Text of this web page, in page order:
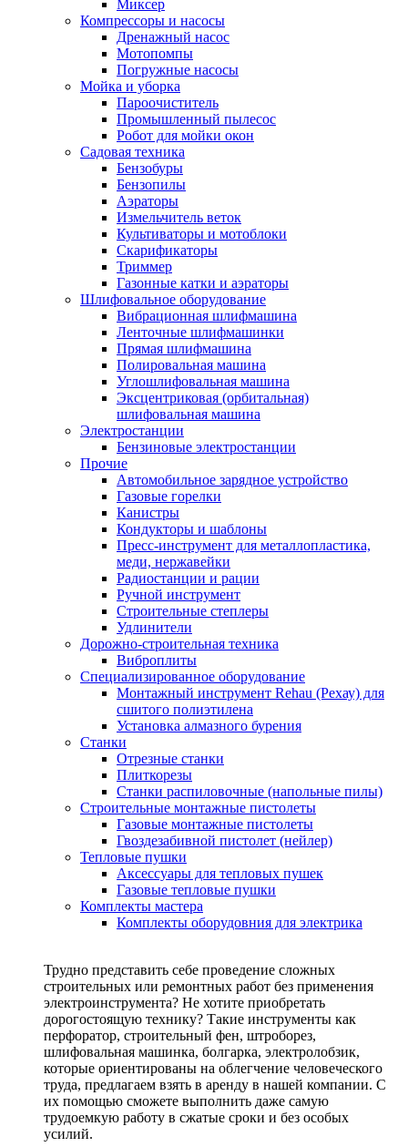
Миксер
Компрессоры и насосы
Дренажный насос
Мотопомпы
Погружные насосы
Мойка и уборка
Пароочиститель
Промышленный пылесос
Робот для мойки окон
Садовая техника
Бензобуры
Бензопилы
Аэраторы
Измельчитель веток
Культиваторы и мотоблоки
Скарификаторы
Триммер
Газонные катки и аэраторы
Шлифовальное оборудование
Вибрационная шлифмашина
Ленточные шлифмашинки
Прямая шлифмашина
Полировальная машина
Углошлифовальная машина
Эксцентриковая (орбитальная)
шлифовальная машина
Электростанции
Бензиновые электростанции
Прочие
Автомобильное зарядное устройство
Газовые горелки
Канистры
Кондукторы и шаблоны
Пресс-инструмент для металлопластика,
меди, нержавейки
Радиостанции и рации
Ручной инструмент
Строительные степлеры
Удлинители
Дорожно-строительная техника
Виброплиты
Специализированное оборудование
Монтажный инструмент Rehau (Рехау) для
сшитого полиэтилена
Установка алмазного бурения
Станки
Отрезные станки
Плиткорезы
Станки распиловочные (напольные пилы)
Строительные монтажные пистолеты
Газовые монтажные пистолеты
Гвоздезабивной пистолет (нейлер)
Тепловые пушки
Аксессуары для тепловых пушек
Газовые тепловые пушки
Комплекты мастера
Комплекты оборудовния для электрика
Трудно представить себе проведение сложных
строительных или ремонтных работ без применения
электроинструмента? Не хотите приобретать
дорогостоящую технику? Такие инструменты как
перфоратор, строительный фен, штроборез,
шлифовальная машинка, болгарка, электролобзик,
которые ориентированы на облегчение человеческого
труда, предлагаем взять в аренду в нашей компании. С
их помощью сможете выполнить даже самую
трудоемкую работу в сжатые сроки и без особых
усилий.